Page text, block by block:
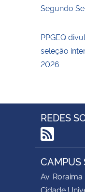
Segundo
PPGEQ
seleção
2026
REDES
RSS
CAMPUS
Av.
Cidade